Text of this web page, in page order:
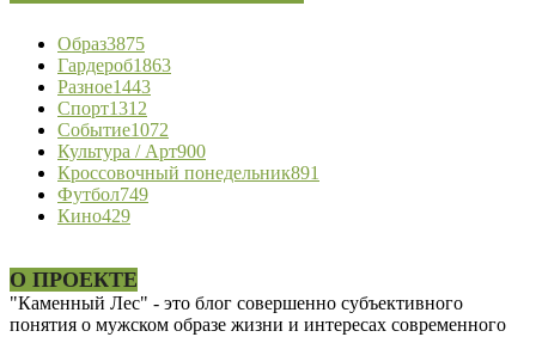
Образ3875
Гардероб1863
Разное1443
Спорт1312
Событие1072
Культура / Арт900
Кроссовочный понедельник891
Футбол749
Кино429
О ПРОЕКТЕ
"Каменный Лес" - это блог совершенно субъективного
понятия о мужском образе жизни и интересах современного